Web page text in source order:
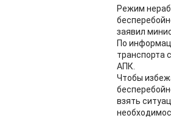
Режим
заявил
По
транспорта
АПК.
Чтобы
взять